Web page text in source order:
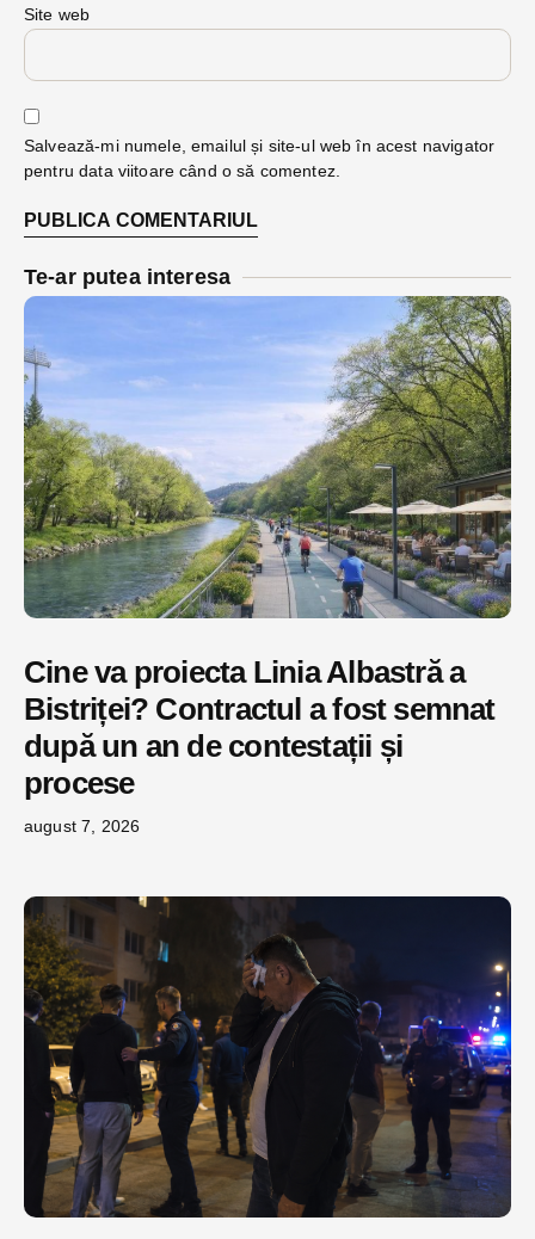
Site web
Salvează-mi numele, emailul și site-ul web în acest navigator
pentru data viitoare când o să comentez.
Te-ar putea interesa
Cine va proiecta Linia Albastră a
Bistriței? Contractul a fost semnat
după un an de contestații și
procese
august 7, 2026